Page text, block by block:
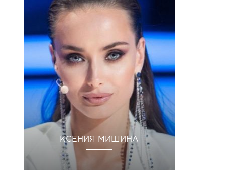
КСЕНИЯ МИШИНА